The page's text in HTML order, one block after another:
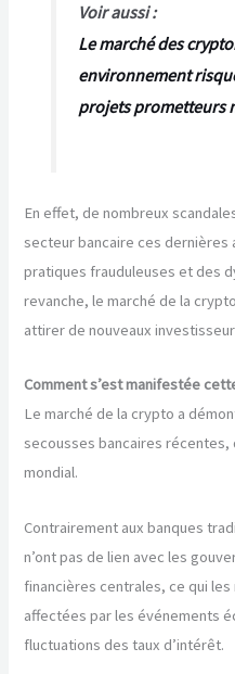
Voir aussi :
Le marché des
environnement
projets prometteurs
En effet, de nombreux
secteur bancaire ces dernières
pratiques frauduleuses et des
revanche, le marché de la
attirer de nouveaux
Comment s’est manifestée
Le marché de la crypto a
secousses bancaires
mondial.
Contrairement aux banques
n’ont pas de lien avec les
financières centrales, ce qui
affectées par les événements
fluctuations des taux d’intérêt.